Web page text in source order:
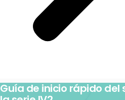
Guía de inicio rápido del